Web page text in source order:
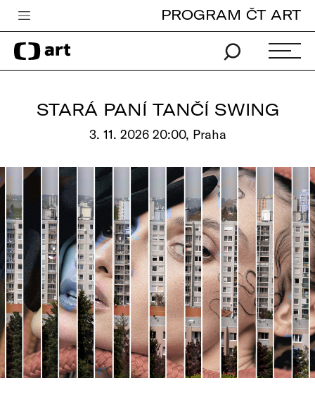
Česká televize
Zpravodajství
Pro děti
edu
Vše o ČT
PROGRAM ČT ART
STARÁ PANÍ TANČÍ SWING
3. 11. 2026 20:00, Praha